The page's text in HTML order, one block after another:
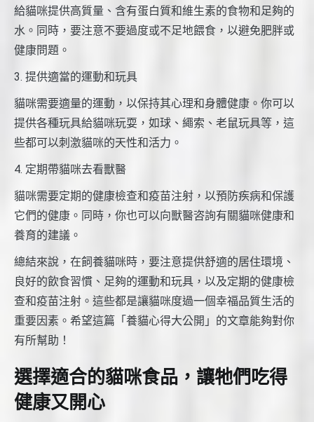
給貓咪提供高質量、含有蛋白質和維生素的食物和足夠的
水。同時，要注意不要過度或不足地餵食，以避免肥胖或
健康問題。
3. 提供適當的運動和玩具
貓咪需要適量的運動，以保持其心理和身體健康。你可以
提供各種玩具給貓咪玩耍，如球、繩索、老鼠玩具等，這
些都可以刺激貓咪的天性和活力。
4. 定期帶貓咪去看獸醫
貓咪需要定期的健康檢查和疫苗注射，以預防疾病和保護
它們的健康。同時，你也可以向獸醫咨詢有關貓咪健康和
養育的建議。
總結來說，在飼養貓咪時，要注意提供舒適的居住環境、
良好的飲食習慣、足夠的運動和玩具，以及定期的健康檢
查和疫苗注射。這些都是讓貓咪度過一個幸福品質生活的
重要因素。希望這篇「養貓心得大公開」的文章能夠對你
有所幫助！
選擇適合的貓咪食品，讓牠們吃得
健康又開心